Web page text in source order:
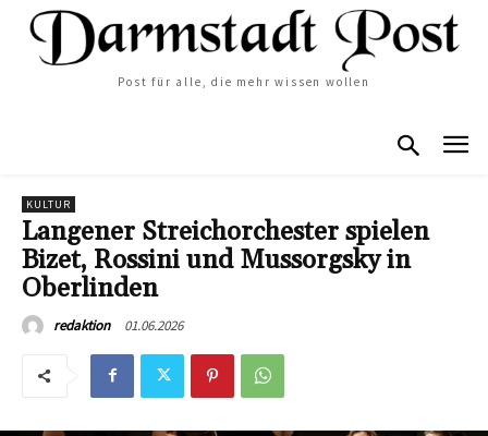
Post für alle, die mehr wissen wollen
KULTUR
Langener Streichorchester spielen
Bizet, Rossini und Mussorgsky in
Oberlinden
redaktion 01.06.2026